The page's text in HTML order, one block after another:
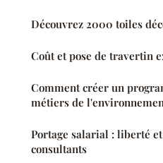
Découvrez 2000 toiles
Coût et pose de travertin
Comment créer un
métiers de
Portage salarial : liberté
consultants